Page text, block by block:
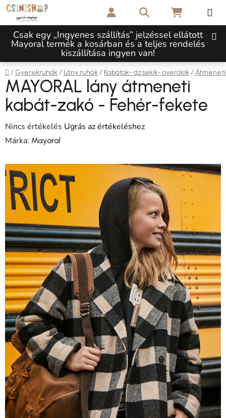
Ugrás a fő tartalomhoz
Csak egy „Ingyenes szállítás” jelzéssel ellátott
Mayoral termék a kosárban és a teljes rendelés
kiszállítása ingyen van!
KeresésKOSÁR
Kezdőlap
/ Gyerekruhák / Lány ruhák / Kabátok- dzsekik- overálok / Átmeneti
MAYORAL lány átmeneti
kabát-zakó - Fehér-fekete
A termék átlagos értékelése 5-ből 0,0 csillag.
Nincs értékelés Ugrás az értékeléshez
Márka: Mayoral